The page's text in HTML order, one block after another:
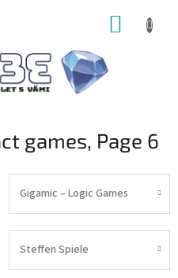
games, Page 6
Gigamic – Logic Games
Steffen Spiele